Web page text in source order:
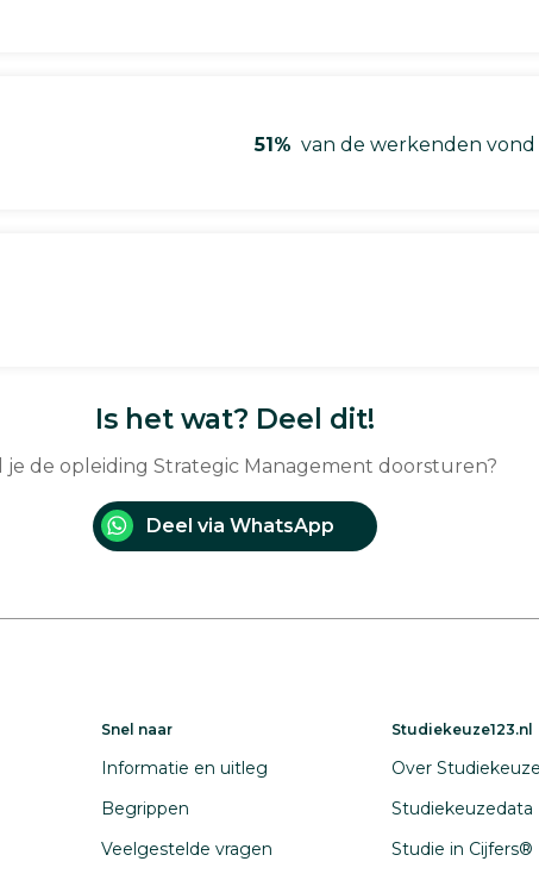
51% van de werkenden vond
Is het wat? Deel dit!
je de opleiding Strategic Management doorsturen?
Deel via WhatsApp
Snel naar
Informatie en uitleg
Begrippen
Veelgestelde vragen
Studiekeuze123.nl
Over
Studiekeuzedata
Studie in Cijfers®